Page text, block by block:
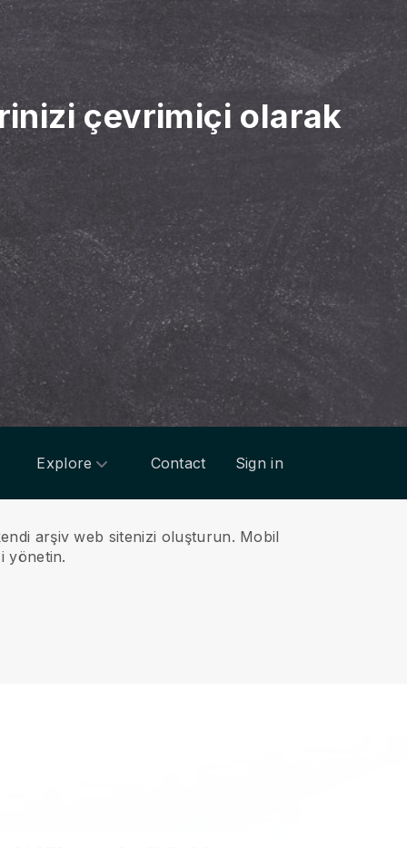
çevrimiçi olarak
Explore Contact Sign in
arşiv web sitenizi oluşturun. Mobil
yönetin.